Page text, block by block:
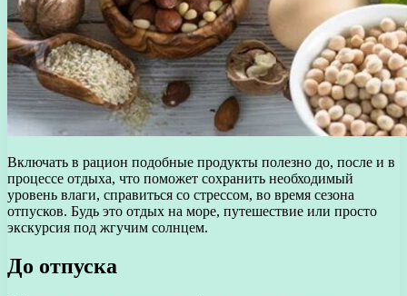
Включать в рацион подобные продукты полезно до, после и в
процессе отдыха, что поможет сохранить необходимый
уровень влаги, справиться со стрессом, во время сезона
отпусков. Будь это отдых на море, путешествие или просто
экскурсия под жгучим солнцем.
До отпуска